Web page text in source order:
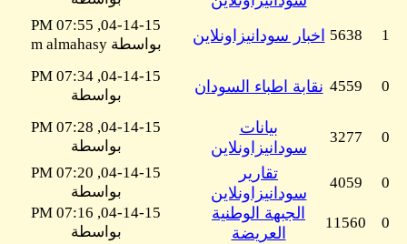
1
5638 اخبار سودانيزاونلاين
04-14-15, 07:55 PM
بواسطة m almahasy
0
4559 نقابة اطباء السودان
04-14-15, 07:34 PM
بواسطة
0
3277
بيانات
سودانيزاونلاين
04-14-15, 07:28 PM
بواسطة
0
4059
تقارير
سودانيزاونلاين
04-14-15, 07:20 PM
بواسطة
0
11560
الجبهة الوطنية
العريضة
04-14-15, 07:16 PM
بواسطة